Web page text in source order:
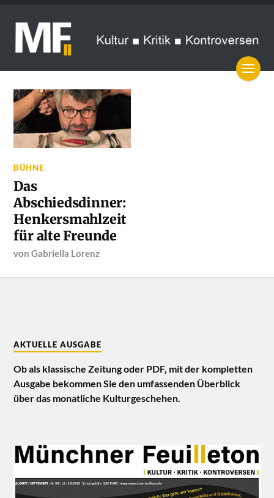
BÜHNE
Das
Abschiedsdinner:
Henkersmahlzeit
für alte Freunde
vonGabriella Lorenz
AKTUELLE AUSGABE
Ob als klassische Zeitung oder PDF, mit der kompletten
Ausgabe bekommen Sie den umfassenden Überblick
über das monatliche Kulturgeschehen.